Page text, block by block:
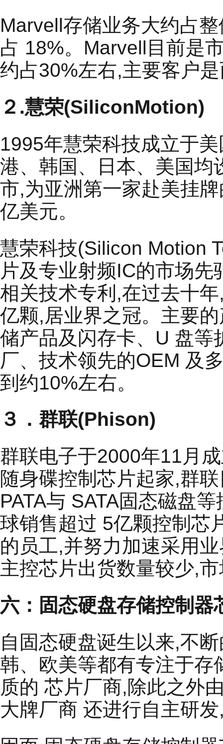
Marvell存储业务大约占
占 18%。Marvell目前是
约占30%左右,主要客户
２.慧荣(SiliconMotion)
1995年慧荣科技成立于
港、韩国、日本、美国
市,为亚洲第一家赴美挂
亿美元。
慧荣科技(Silicon Motion
片及专业射频IC的市场
相关技术专利,在过去十
亿颗,居业界之冠。主要
储产品及闪存卡、U 盘等
厂、技术领先的OEM 及
到约10%左右。
３．群联(Phison)
群联电子于2000年11月
随身碟控制芯片起家,群
PATA与 SATA固态磁盘
球销售超过 5亿颗控制芯
的员工,并努力加速采用
主控芯片出货数量较少,
六：固态硬盘存储控制器
自固态硬盘诞生以来,不
韩、欧美等都有专注于存
质的 芯片厂商,除此之外
大牌厂商 还进行自主研